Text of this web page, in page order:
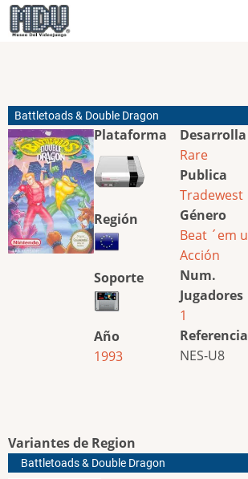
Pasar
al
Battletoads & Double Dragon
Plataforma
Región
Soporte
Año
1993
Desarrolla
Rare
Publica
Tradewest
Género
Beat ´em
Acción
Num.
Jugadores
1
Referencia
NES-U8
Variantes de Region
Battletoads & Double Dragon